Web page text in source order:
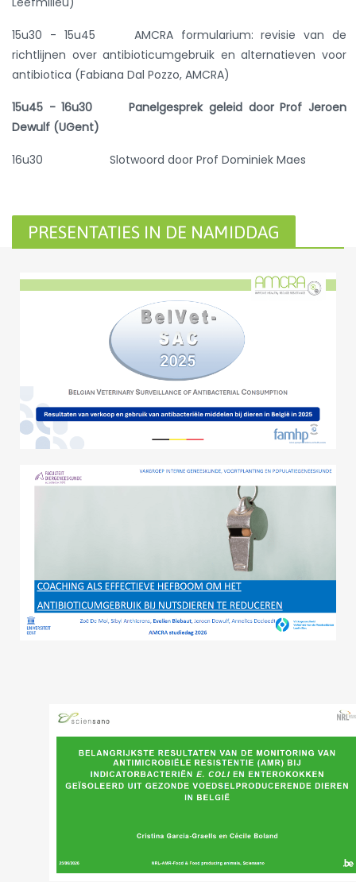
15u30 - 15u45 AMCRA formularium: revisie van de
richtlijnen over antibioticumgebruik en alternatieven voor
antibiotica (Fabiana Dal Pozzo, AMCRA)
15u45 - 16u30
Panelgesprek geleid door Prof Jeroen
Dewulf (UGent)
16u30 Slotwoord door Prof Dominiek Maes
PRESENTATIES IN DE NAMIDDAG